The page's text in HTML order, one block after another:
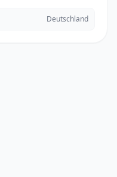
Deutschland